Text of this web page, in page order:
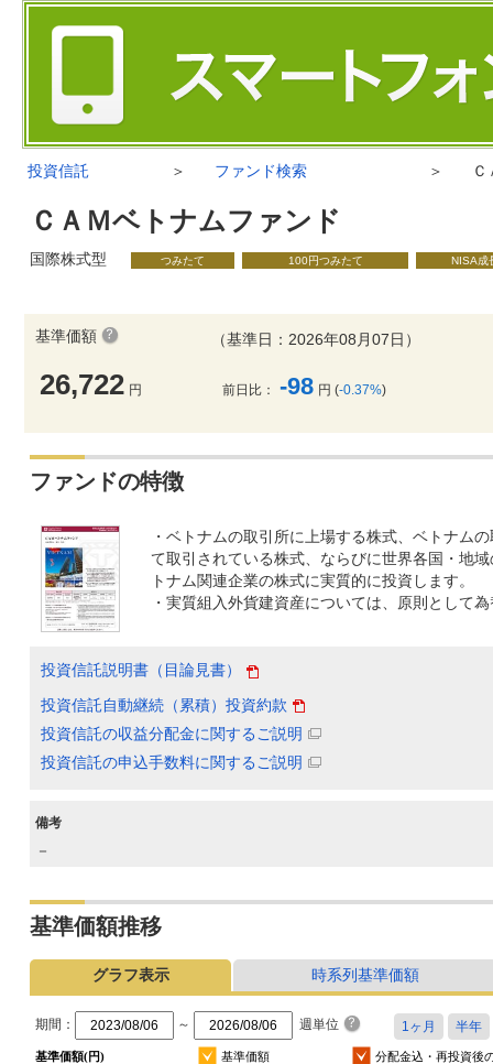
投資信託 ＞ ファンド検索 ＞
ＣＡＭベトナムファンド
国際株式型 つみたて 100円つみたて NISA成
基準価額
26,722 円
（基準日：2026年08月07日）
前日比： -98 円 (-0.37%)
ファンドの特徴
・ベトナムの取引所に上場する株式、ベトナム
て取引されている株式、ならびに世界各国・地
トナム関連企業の株式に実質的に投資します。
・実質組入外貨建資産については、原則として
投資信託説明書（目論見書）
投資信託自動継続（累積）投資約款
投資信託の収益分配金に関するご説明
投資信託の申込手数料に関するご説明
備考
－
基準価額推移
グラフ表示 時系列基準価額
期間： ～ 週単位
基準価額(円) 基準価額 分配金込・再投資後